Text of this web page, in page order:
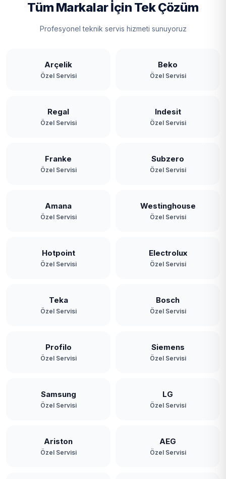
Tüm Markalar İçin Tek Çözüm
Profesyonel teknik servis hizmeti sunuyoruz
Arçelik
Özel Servisi
Beko
Özel Servisi
Regal
Özel Servisi
Indesit
Özel Servisi
Franke
Özel Servisi
Subzero
Özel Servisi
Amana
Özel Servisi
Westinghouse
Özel Servisi
Hotpoint
Özel Servisi
Electrolux
Özel Servisi
Teka
Özel Servisi
Bosch
Özel Servisi
Profilo
Özel Servisi
Siemens
Özel Servisi
Samsung
Özel Servisi
LG
Özel Servisi
Ariston
Özel Servisi
AEG
Özel Servisi